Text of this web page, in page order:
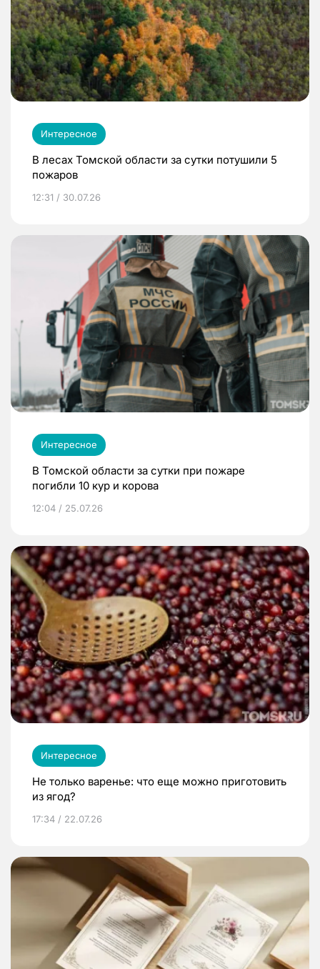
Интересное
В лесах Томской области за сутки потушили 5
пожаров
12:31 / 30.07.26
Интересное
В Томской области за сутки при пожаре
погибли 10 кур и корова
12:04 / 25.07.26
Интересное
Не только варенье: что еще можно приготовить
из ягод?
17:34 / 22.07.26